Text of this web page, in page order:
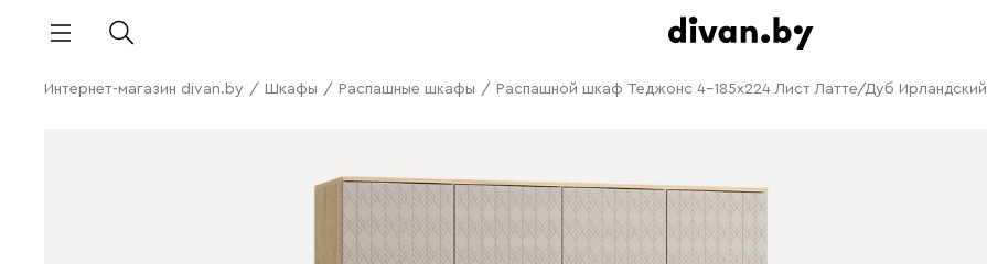
Интернет-магазин divan.by / Шкафы / Распашные шкафы / Распашной шкаф Теджонс 4-185x224 Лист ​Латте/Дуб Ирландский